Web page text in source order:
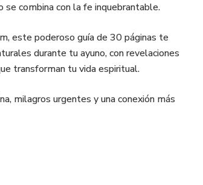
combina con la fe inquebrantable.
este poderoso guía de 30 páginas te
durante tu ayuno, con revelaciones
transforman tu vida espiritual.
milagros urgentes y una conexión más